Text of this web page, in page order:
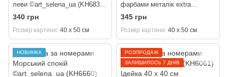
леви ©art_selena_ua (KH6831)
Ідейка 40 х 50 см
340 грн
Розмір картини 40 х 50 см
фарбами металік extra
©art_selena_ua (KH6729)
Ідейка 40 х 50 см
345 грн
Розмір картини 40 х 50 см
НОВИНКА
РОЗПРОДАЖ
ЗАЛИШИЛОСЬ 7 ДНІВ